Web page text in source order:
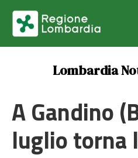
Lombardia
A Gandino
luglio torna